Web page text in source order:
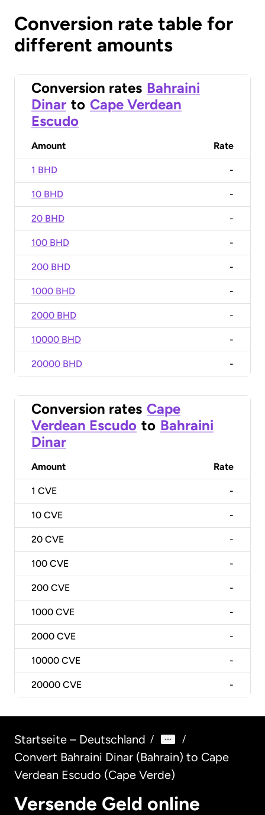
Conversion rate table for
different amounts
Conversion rates Bahraini
Dinar to Cape Verdean
Escudo
Amount Rate
1 BHD -
10 BHD -
20 BHD -
100 BHD -
200 BHD -
1000 BHD -
2000 BHD -
10000 BHD -
20000 BHD -
Conversion rates Cape
Verdean Escudo to Bahraini
Dinar
Amount Rate
1 CVE -
10 CVE -
20 CVE -
100 CVE -
200 CVE -
1000 CVE -
2000 CVE -
10000 CVE -
20000 CVE -
Startseite – Deutschland / /
Convert Bahraini Dinar (Bahrain) to Cape
Verdean Escudo (Cape Verde)
Versende Geld online